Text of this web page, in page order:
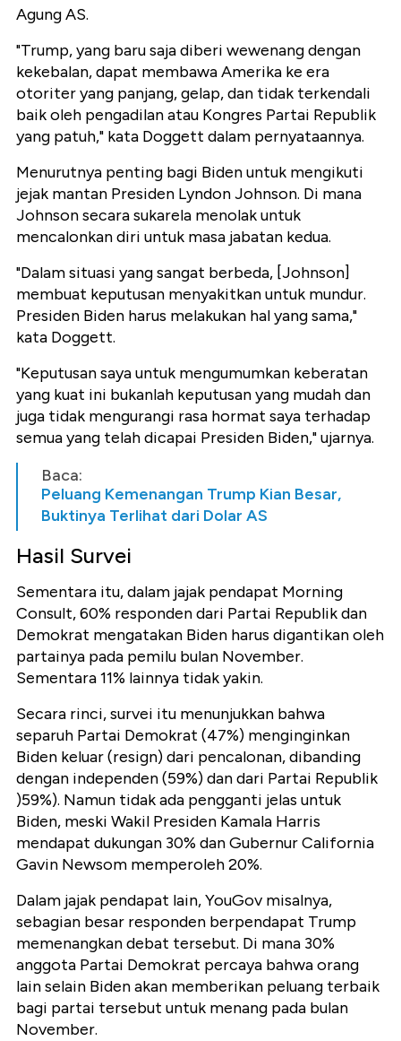
Agung AS.
"Trump, yang baru saja diberi wewenang dengan
kekebalan, dapat membawa Amerika ke era
otoriter yang panjang, gelap, dan tidak terkendali
baik oleh pengadilan atau Kongres Partai Republik
yang patuh," kata Doggett dalam pernyataannya.
Menurutnya penting bagi Biden untuk mengikuti
jejak mantan Presiden Lyndon Johnson. Di mana
Johnson secara sukarela menolak untuk
mencalonkan diri untuk masa jabatan kedua.
"Dalam situasi yang sangat berbeda, [Johnson]
membuat keputusan menyakitkan untuk mundur.
Presiden Biden harus melakukan hal yang sama,"
kata Doggett.
"Keputusan saya untuk mengumumkan keberatan
yang kuat ini bukanlah keputusan yang mudah dan
juga tidak mengurangi rasa hormat saya terhadap
semua yang telah dicapai Presiden Biden," ujarnya.
Baca:
Peluang Kemenangan Trump Kian Besar,
Buktinya Terlihat dari Dolar AS
Hasil Survei
Sementara itu, dalam jajak pendapat Morning
Consult, 60% responden dari Partai Republik dan
Demokrat mengatakan Biden harus digantikan oleh
partainya pada pemilu bulan November.
Sementara 11% lainnya tidak yakin.
Secara rinci, survei itu menunjukkan bahwa
separuh Partai Demokrat (47%) menginginkan
Biden keluar (resign) dari pencalonan, dibanding
dengan independen (59%) dan dari Partai Republik
)59%). Namun tidak ada pengganti jelas untuk
Biden, meski Wakil Presiden Kamala Harris
mendapat dukungan 30% dan Gubernur California
Gavin Newsom memperoleh 20%.
Dalam jajak pendapat lain, YouGov misalnya,
sebagian besar responden berpendapat Trump
memenangkan debat tersebut. Di mana 30%
anggota Partai Demokrat percaya bahwa orang
lain selain Biden akan memberikan peluang terbaik
bagi partai tersebut untuk menang pada bulan
November.